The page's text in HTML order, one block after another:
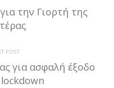
την Γιορτή της
POST
για ασφαλή έξοδο